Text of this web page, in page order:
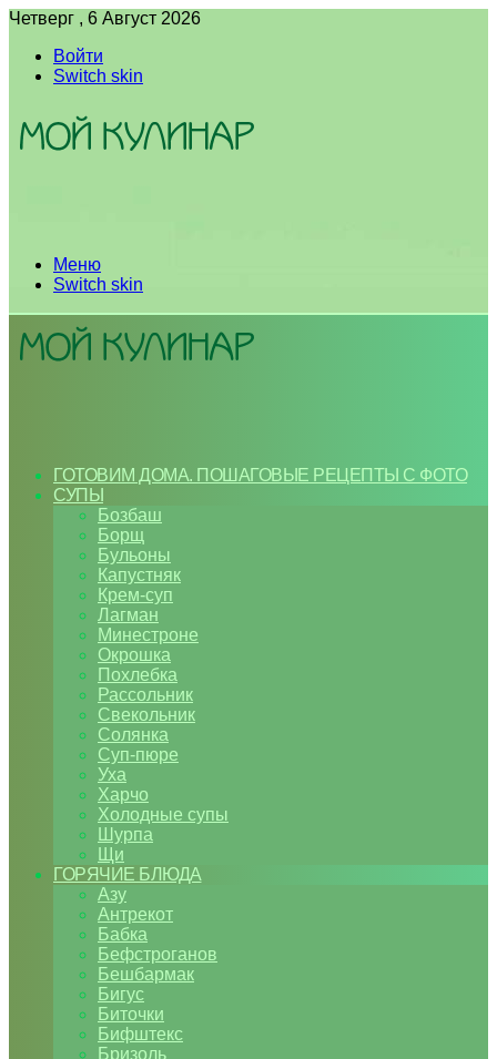
Четверг , 6 Август 2026
Войти
Switch skin
Меню
Switch skin
ГОТОВИМ ДОМА. ПОШАГОВЫЕ РЕЦЕПТЫ С ФОТО
СУПЫ
Бозбаш
Борщ
Бульоны
Капустняк
Крем-суп
Лагман
Минестроне
Окрошка
Похлебка
Рассольник
Свекольник
Солянка
Суп-пюре
Уха
Харчо
Холодные супы
Шурпа
Щи
ГОРЯЧИЕ БЛЮДА
Азу
Антрекот
Бабка
Бефстроганов
Бешбармак
Бигус
Биточки
Бифштекс
Бризоль